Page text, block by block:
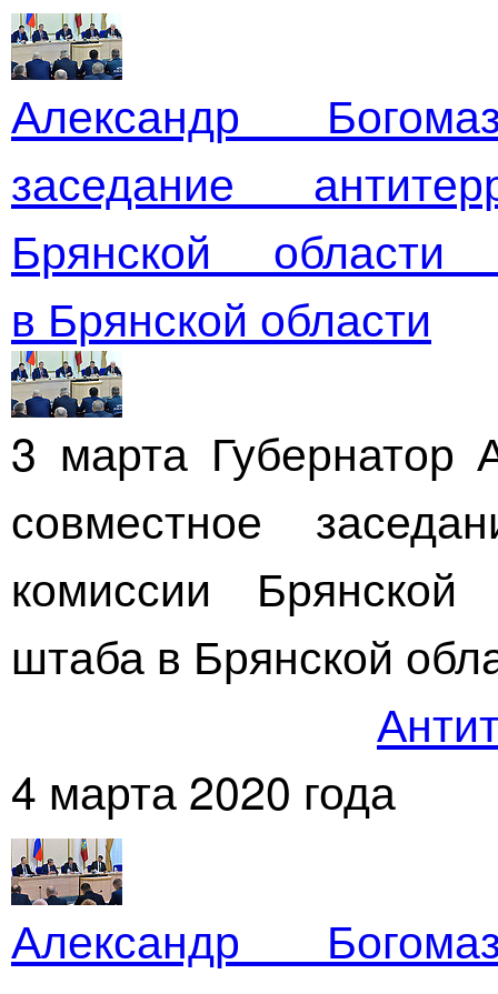
Александр
заседание
Брянской
в Брянской области
3 марта Губернатор
совместное
комиссии
штаба в Брянской
4 марта 2020 года
Александр